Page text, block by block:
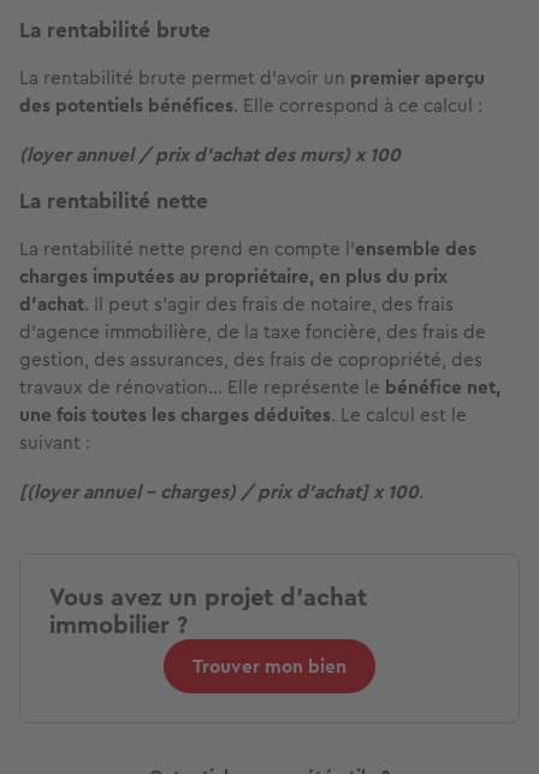
La rentabilité brute
La rentabilité brute permet d’avoir un premier aperçu
des potentiels bénéfices. Elle correspond à ce calcul :
(loyer annuel / prix d’achat des murs) x 100
La rentabilité nette
La rentabilité nette prend en compte l’ensemble des
charges imputées au propriétaire, en plus du prix
d’achat. Il peut s’agir des frais de notaire, des frais
d’agence immobilière, de la taxe foncière, des frais de
gestion, des assurances, des frais de copropriété, des
travaux de rénovation… Elle représente le bénéfice net,
une fois toutes les charges déduites. Le calcul est le
suivant :
[(loyer annuel – charges) / prix d’achat] x 100.
Vous avez un projet d'achat
immobilier ?
Trouver mon bien